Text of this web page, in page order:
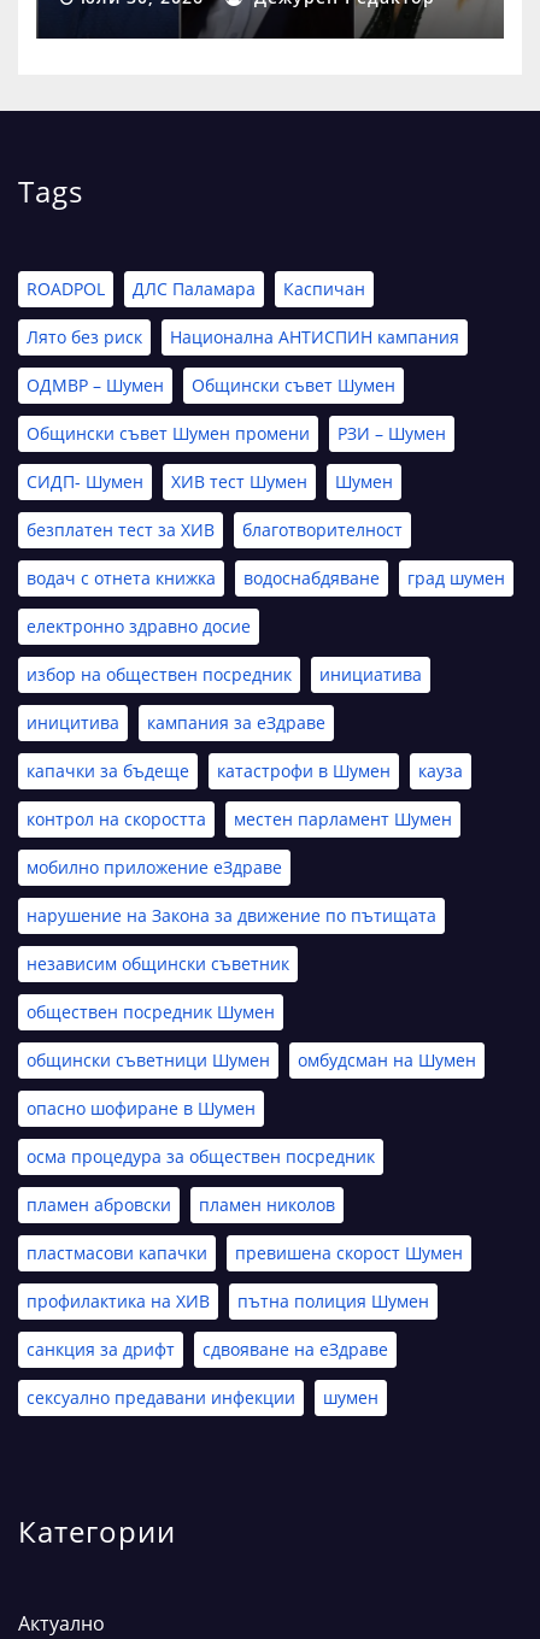
Tags
ROADPOL ДЛС Паламара Каспичан
Лято без риск Национална АНТИСПИН кампания
ОДМВР – Шумен Общински съвет Шумен
Общински съвет Шумен промени РЗИ – Шумен
СИДП- Шумен ХИВ тест Шумен Шумен
безплатен тест за ХИВ благотворителност
водач с отнета книжка водоснабдяване град шумен
електронно здравно досие
избор на обществен посредник инициатива
иницитива кампания за еЗдраве
капачки за бъдеще катастрофи в Шумен кауза
контрол на скоростта местен парламент Шумен
мобилно приложение еЗдраве
нарушение на Закона за движение по пътищата
независим общински съветник
обществен посредник Шумен
общински съветници Шумен омбудсман на Шумен
опасно шофиране в Шумен
осма процедура за обществен посредник
пламен абровски пламен николов
пластмасови капачки превишена скорост Шумен
профилактика на ХИВ пътна полиция Шумен
санкция за дрифт сдвояване на еЗдраве
сексуално предавани инфекции шумен
Категории
Актуално